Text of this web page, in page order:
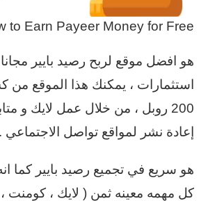
to Earn Payeer Money for Free
هو افضل موقع لربح رصيد بايير
استثمارات ، يمكنك هذا الموقع
200 روبل ، من خلال عمل لايك و
إعادة نشر لمواقع تواصل الاجتماعي .
هو سريع في تجميع رصيد بايير كما
كل مهمه معينه ثمن ( لايك ، كومنت ،